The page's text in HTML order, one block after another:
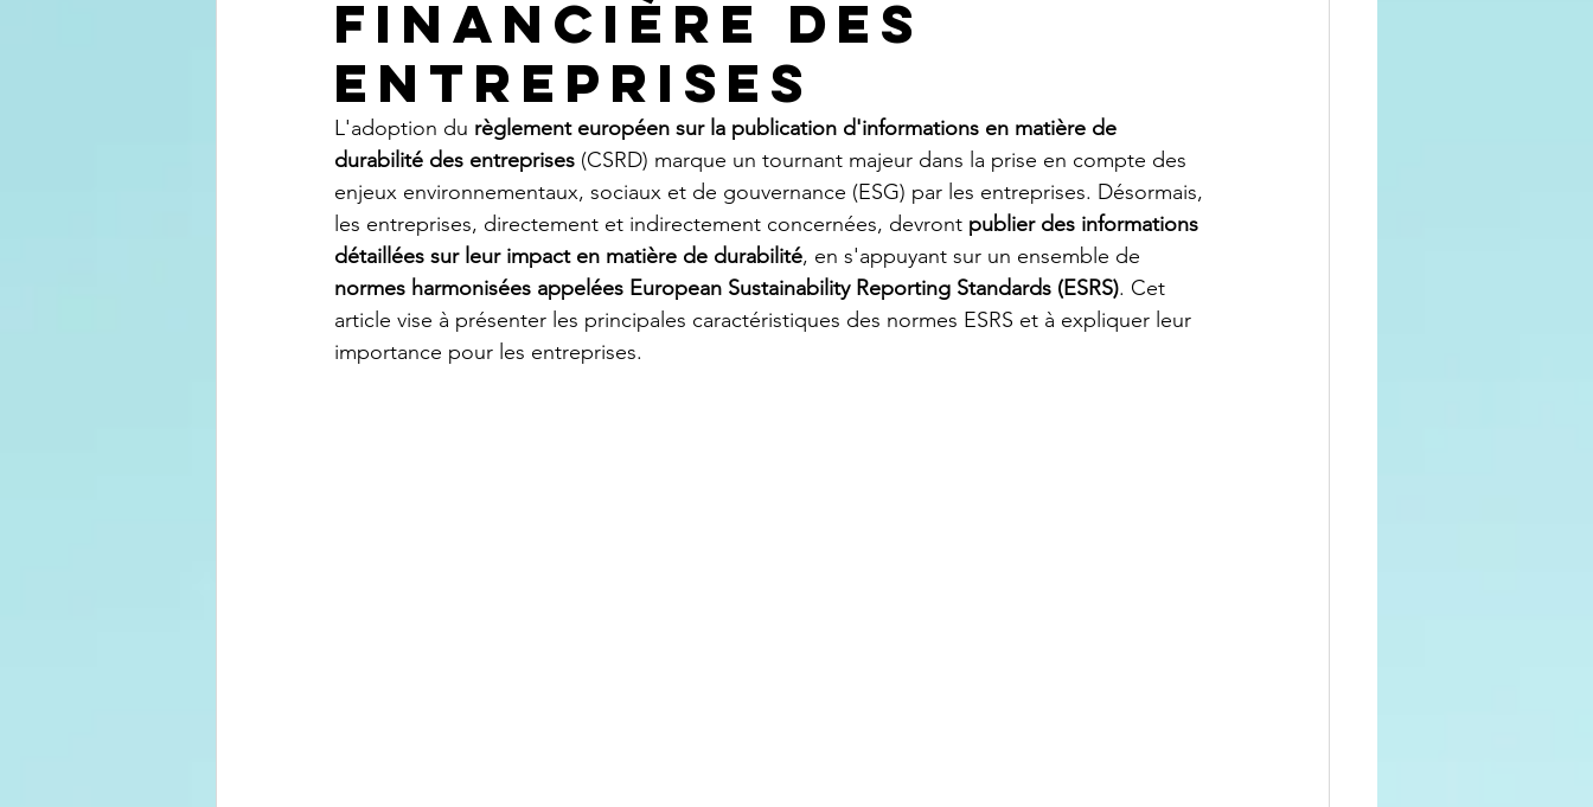
financière des
entreprises
L'adoption du règlement européen sur la publication d'informations en matière de
durabilité des entreprises (CSRD) marque un tournant majeur dans la prise en compte des
enjeux environnementaux, sociaux et de gouvernance (ESG) par les entreprises. Désormais,
les entreprises, directement et indirectement concernées, devront publier des informations
détaillées sur leur impact en matière de durabilité, en s'appuyant sur un ensemble de
normes harmonisées appelées European Sustainability Reporting Standards (ESRS). Cet
article vise à présenter les principales caractéristiques des normes ESRS et à expliquer leur
importance pour les entreprises.